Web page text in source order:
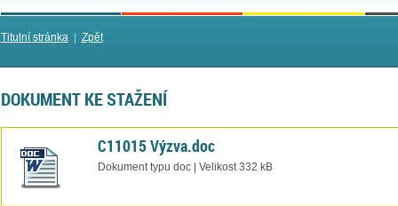
Titulní stránka| Zpět
DOKUMENT KE STAŽENÍ
C11015 Výzva.doc
Dokument typu doc | Velikost 332 kB